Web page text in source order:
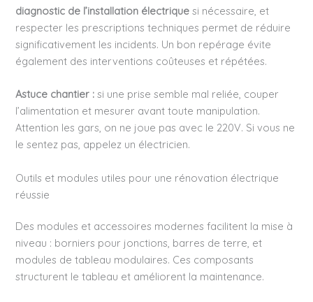
diagnostic de l’installation électrique si nécessaire, et
respecter les prescriptions techniques permet de réduire
significativement les incidents. Un bon repérage évite
également des interventions coûteuses et répétées.
Astuce chantier : si une prise semble mal reliée, couper
l’alimentation et mesurer avant toute manipulation.
Attention les gars, on ne joue pas avec le 220V. Si vous ne
le sentez pas, appelez un électricien.
Outils et modules utiles pour une rénovation électrique
réussie
Des modules et accessoires modernes facilitent la mise à
niveau : borniers pour jonctions, barres de terre, et
modules de tableau modulaires. Ces composants
structurent le tableau et améliorent la maintenance.